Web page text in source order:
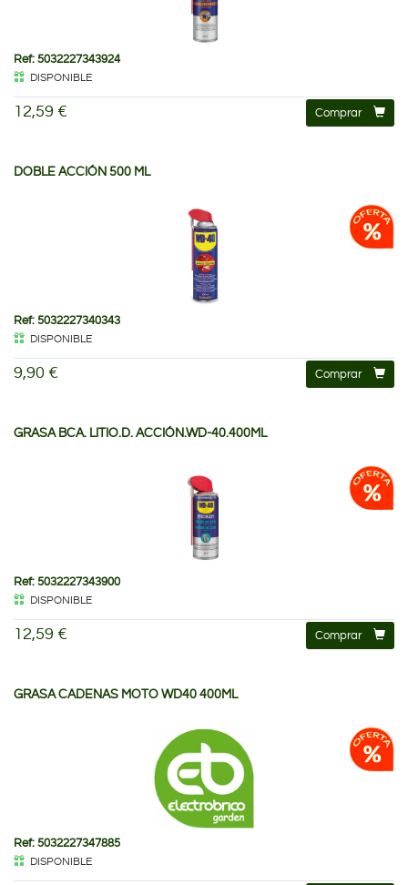
Ref: 5032227343924
DISPONIBLE
12,59 € Comprar
DOBLE ACCIÓN 500 ML
Ref: 5032227340343
DISPONIBLE
9,90 € Comprar
GRASA BCA. LITIO.D. ACCIÓN.WD-40.400ML
Ref: 5032227343900
DISPONIBLE
12,59 € Comprar
GRASA CADENAS MOTO WD40 400ML
Ref: 5032227347885
DISPONIBLE